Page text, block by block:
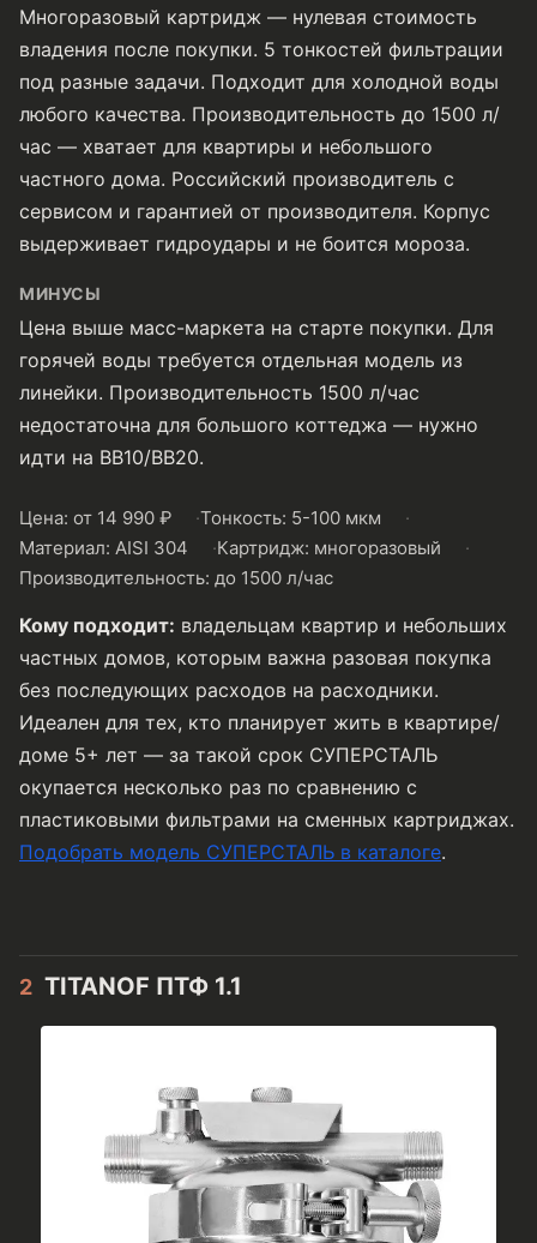
Многоразовый картридж — нулевая стоимость
владения после покупки. 5 тонкостей фильтрации
под разные задачи. Подходит для холодной воды
любого качества. Производительность до 1500 л/
час — хватает для квартиры и небольшого
частного дома. Российский производитель с
сервисом и гарантией от производителя. Корпус
выдерживает гидроудары и не боится мороза.
МИНУСЫ
Цена выше масс-маркета на старте покупки. Для
горячей воды требуется отдельная модель из
линейки. Производительность 1500 л/час
недостаточна для большого коттеджа — нужно
идти на BB10/BB20.
Цена: от 14 990 ₽
Тонкость: 5-100 мкм
Материал: AISI 304
Картридж: многоразовый
Производительность: до 1500 л/час
Кому подходит: владельцам квартир и небольших
частных домов, которым важна разовая покупка
без последующих расходов на расходники.
Идеален для тех, кто планирует жить в квартире/
доме 5+ лет — за такой срок СУПЕРСТАЛЬ
окупается несколько раз по сравнению с
пластиковыми фильтрами на сменных картриджах.
Подобрать модель СУПЕРСТАЛЬ в каталоге.
2 TITANOF ПТФ 1.1